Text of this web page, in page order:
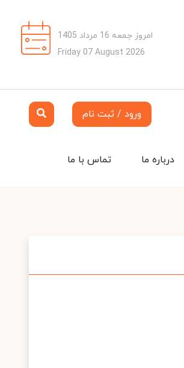
امروز جمعه 16 مرداد 1405
Friday 07 August 2026
ورود / ثبت نام
تماس با ما درباره ما